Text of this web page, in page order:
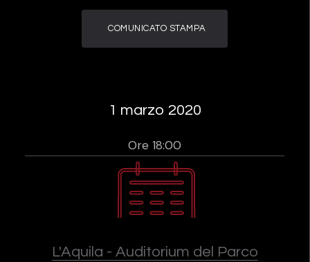
COMUNICATO STAMPA
1 marzo 2020
Ore 18:00
L'Aquila - Auditorium del Parco